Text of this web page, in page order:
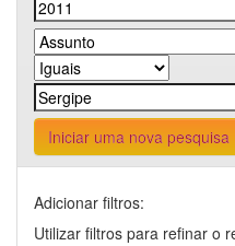
Iniciar uma nova pesquisa
Adicionar filtros:
Utilizar filtros para refinar o